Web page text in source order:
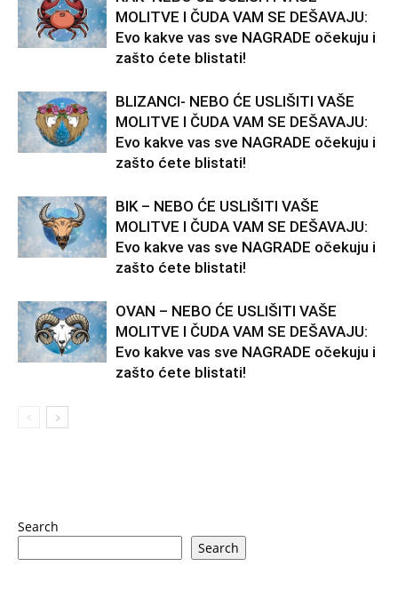
MOLITVE I ČUDA VAM SE DEŠAVAJU:
Evo kakve vas sve NAGRADE očekuju i
zašto ćete blistati!
BLIZANCI- NEBO ĆE USLIŠITI VAŠE
MOLITVE I ČUDA VAM SE DEŠAVAJU:
Evo kakve vas sve NAGRADE očekuju i
zašto ćete blistati!
BIK – NEBO ĆE USLIŠITI VAŠE
MOLITVE I ČUDA VAM SE DEŠAVAJU:
Evo kakve vas sve NAGRADE očekuju i
zašto ćete blistati!
OVAN – NEBO ĆE USLIŠITI VAŠE
MOLITVE I ČUDA VAM SE DEŠAVAJU:
Evo kakve vas sve NAGRADE očekuju i
zašto ćete blistati!
Search
Search